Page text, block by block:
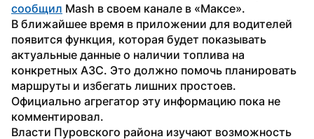
сообщил Mash в своем канале в «Максе».
В ближайшее время в приложении для водителей
появится функция, которая будет показывать
актуальные данные о наличии топлива на
конкретных АЗС. Это должно помочь планировать
маршруты и избегать лишних простоев.
Официально агрегатор эту информацию пока не
комментировал.